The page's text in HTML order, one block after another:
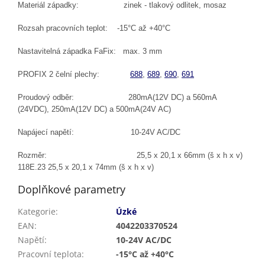
Materiál západky: zinek - tlakový odlitek, mosaz
Rozsah pracovních teplot: -15°C až +40°C
Nastavitelná západka FaFix: max. 3 mm
PROFIX 2 čelní plechy: 688, 689, 690, 691
Proudový odběr: 280mA(12V DC) a 560mA
(24VDC), 250mA(12V DC) a 500mA(24V AC)
Napájecí napětí: 10-24V AC/DC
Rozměr: 25,5 x 20,1 x 66mm (š x h x v)
118E.23 25,5 x 20,1 x 74mm (š x h x v)
Doplňkové parametry
Kategorie:
Úzké
EAN:
4042203370524
Napětí:
10-24V AC/DC
Pracovní teplota:
-15°C až +40°C